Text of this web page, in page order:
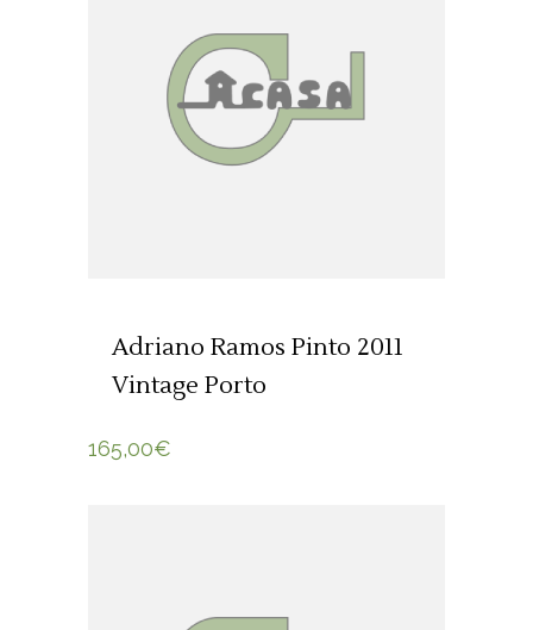
ADICIONAR 🛒
Adriano Ramos Pinto 2011
Vintage Porto
165,00€